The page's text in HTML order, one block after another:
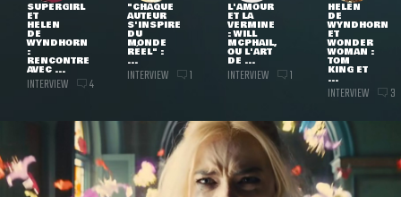
SUPERGIRL
ET
HELEN
DE
WYNDHORN
:
RENCONTRE
AVEC ...
INTERVIEW 4
"CHAQUE
AUTEUR
S'INSPIRE
DU
MONDE
RÉEL" :
...
INTERVIEW 1
L'AMOUR
ET LA
VERMINE
: WILL
MCPHAIL,
OU L'ART
DE ...
INTERVIEW 1
HELEN
DE
WYNDHORN
ET
WONDER
WOMAN :
TOM
KING ET
...
INTERVIEW 3